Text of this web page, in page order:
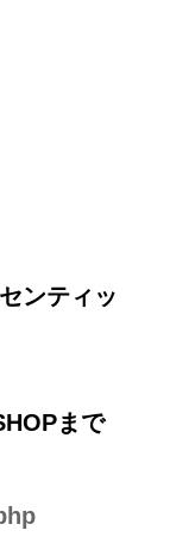
ンティッ
まで